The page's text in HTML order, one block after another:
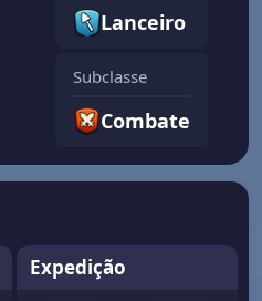
Lanceiro
Subclasse
Combate
Expedição